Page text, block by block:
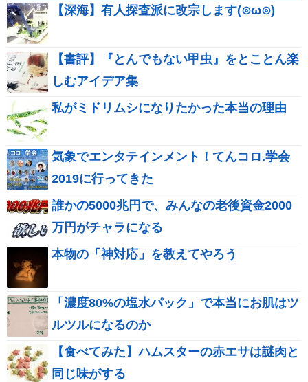
【深海】有人探査派に改宗します(⊙ω⊙)
【書評】『とんでもない甲虫』をとことん楽
しむアイデア集
私がミドリムシになりたかった本当の理由
気象でエンタテインメント！てんコロ.学会
2019に行ってきた
誰かの5000兆円で、みんなの老後資金2000
万円がチャラになる
本物の「神対応」を教えてやろう
「濃度80%の塩水パック」で本当にお肌はツ
ルツルになるのか
【食べてみた】ハムスターの赤エサは謎肉と
同じ味がする